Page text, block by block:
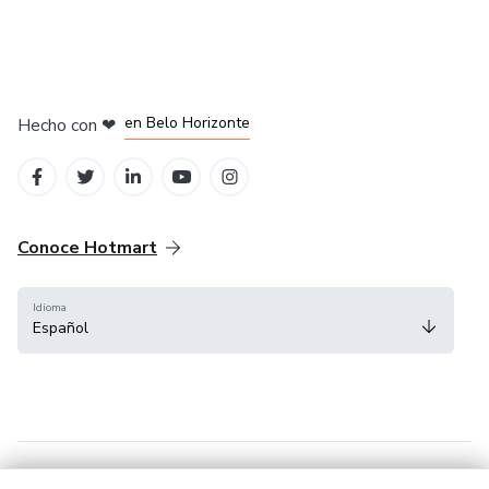
Hecho con ❤ en Belo Horizonte
Conoce Hotmart
Idioma
Español